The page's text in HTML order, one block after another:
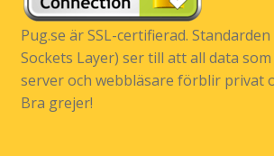
Pug.se är SSL-certifierad. Standarden
Sockets Layer) ser till att all data
server och webbläsare förblir privat
Bra grejer!